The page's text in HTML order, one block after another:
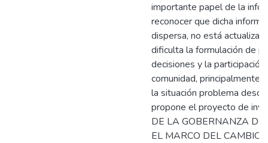
importante papel de la
reconocer que dicha
dispersa, no está
dificulta la formulación de
decisiones y la
comunidad, principalmente
la situación problema
propone el proyecto de
DE LA GOBERNANZA DE
EL MARCO DEL CAMBIO